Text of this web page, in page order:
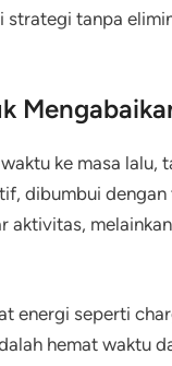
tanpa
ke masa lalu,
dibumbui
energi seperti
hemat waktu